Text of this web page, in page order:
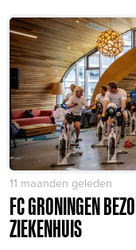
11 maanden geleden
FC GRONINGEN
ZIEKENHUIS